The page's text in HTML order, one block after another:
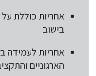
אחריות כוללת על
בישוב
אחריות לעמידה
הארגוניים